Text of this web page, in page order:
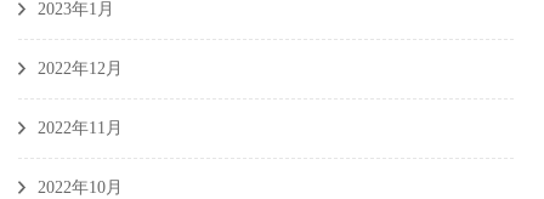
2023年1月
2022年12月
2022年11月
2022年10月